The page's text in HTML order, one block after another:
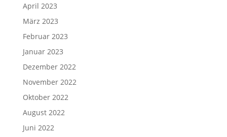
April 2023
März 2023
Februar 2023
Januar 2023
Dezember 2022
November 2022
Oktober 2022
August 2022
Juni 2022